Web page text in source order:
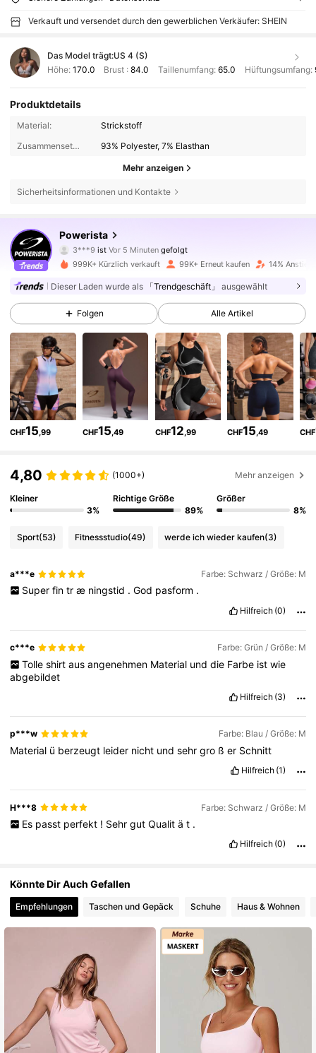
Verkauft und versendet durch den gewerblichen Verkäufer: SHEIN
Das Model trägt:US 4 (S)
Höhe: 170.0 Brust :84.0 Taillenumfang: 65.0 Hüftungsumfang:
Produktdetails
Material:
Strickstoff
Zusammensetzung:
93% Polyester, 7% Elasthan
Mehr anzeigen
Sicherheitsinformationen und Kontakte
Powerista
4,86
3***9ist Vor 5 Minuten
m***z ist am Durchsuchen
4,86
359K Follower
4,86 359K Follower
4,86 359K Follower
4,86 359K Follower
359K Follower
4,86 359K Follower
4,86
999K+ Kürzlich verkauft 99K+ Erneut kaufen 14%
Dieser Laden wurde als 「Trendgeschäft」 ausgewählt
Folgen Alle Artikel
CHF15 ,99 CHF15 ,49 CHF12 ,99 CHF15 ,49 CHF
4,80 (1000+) Mehr anzeigen
Kleiner
3%
Richtige Größe
89%
Größer
8%
Sport(53) Fitnessstudio(49) werde ich wieder kaufen(3)
a***e Farbe: Schwarz / Größe: M
Super fin tr æ ningstid . God pasform .
Hilfreich (0)
c***e Farbe: Grün / Größe: M
Tolle shirt aus angenehmen Material und die Farbe ist wie
abgebildet
Hilfreich (3)
p***w Farbe: Blau / Größe: M
Material ü berzeugt leider nicht undsehrgro ßer Schnitt
Hilfreich (1)
H***8 Farbe: Schwarz / Größe: M
Es passt perfekt ! Sehr gut Qualit ä t .
Hilfreich (0)
Könnte Dir Auch Gefallen
Empfehlungen Taschen und Gepäck Schuhe Haus & Wohnen